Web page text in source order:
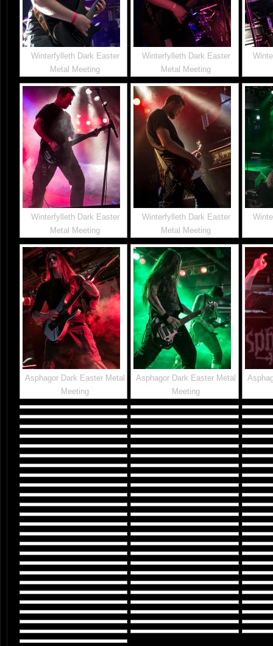
Winterfylleth Dark Easter
Metal Meeting
Winterfylleth Dark Easter
Metal Meeting
Winterfylleth Dark Easter
Metal Meeting
Winterfylleth Dark Easter
Metal Meeting
Asphagor Dark Easter Metal
Meeting
Asphagor Dark Easter Metal
Meeting